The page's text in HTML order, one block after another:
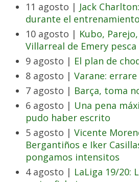
11 agosto | Jack
durante el entrenamiento
10 agosto | Kubo,
Villarreal de Emery
9 agosto | El plan de
8 agosto | Varane:
7 agosto | Barça, toma
6 agosto | Una pena
pudo haber escrito
5 agosto | Vicente
Bergantiños e Iker
pongamos intensitos
4 agosto | LaLiga 19/20: